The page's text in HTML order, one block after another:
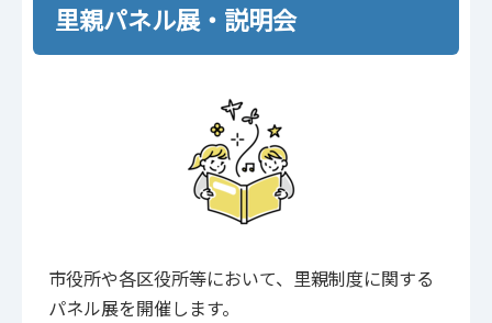
里親パネル展・説明会
市役所や各区役所等において、里親制度に関する
パネル展を開催します。